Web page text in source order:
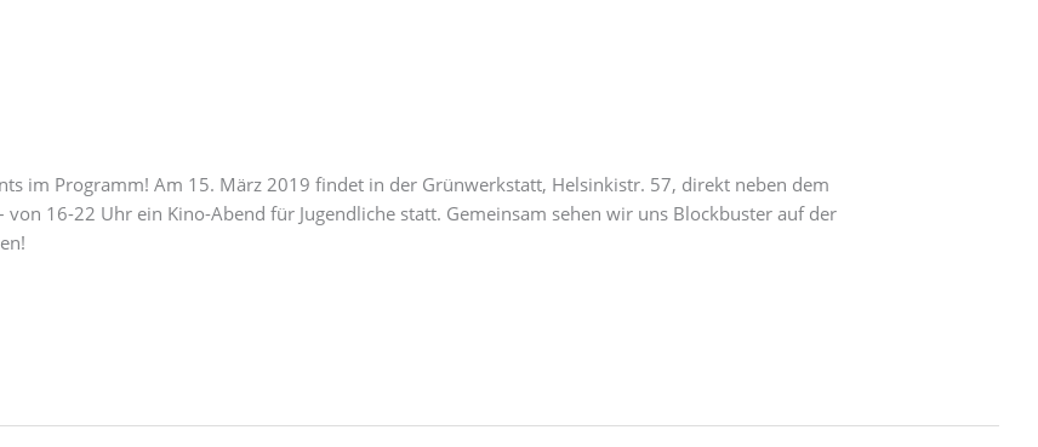
im Programm! Am 15. März 2019 findet in der Grünwerkstatt, Helsinkistr. 57, direkt neben dem
16-22 Uhr ein Kino-Abend für Jugendliche statt. Gemeinsam sehen wir uns Blockbuster auf der